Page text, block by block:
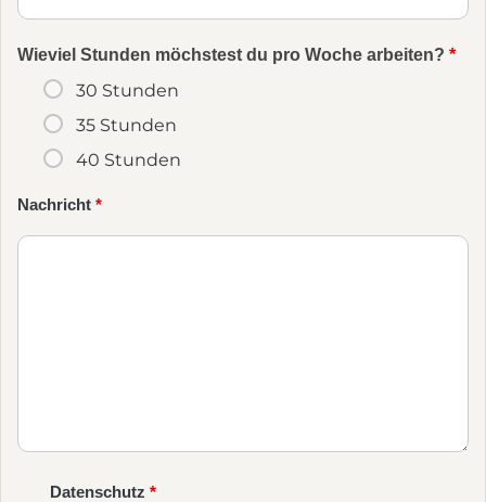
Wieviel Stunden möchstest du pro Woche arbeiten? *
30 Stunden
35 Stunden
40 Stunden
Nachricht *
Datenschutz *